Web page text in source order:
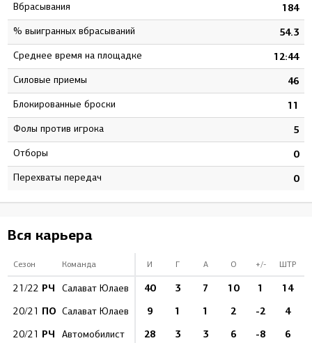
Вбрасывания 184
% выигранных вбрасываний 54.3
Среднее время на площадке 12:44
Силовые приемы 46
Блокированные броски 11
Фолы против игрока 5
Отборы 0
Перехваты передач 0
Вся карьера
Сезон Команда И Г А О +/- ШТР
21/22 РЧ Салават Юлаев 40 3 7 10 1 14
20/21 ПО Салават Юлаев 9 1 1 2 -2 4
20/21 РЧ Автомобилист 28 3 3 6 -8 6